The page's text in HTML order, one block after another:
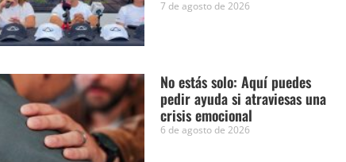
7 de agosto de 2026
No estás solo: Aquí puedes
pedir ayuda si atraviesas una
crisis emocional
6 de agosto de 2026